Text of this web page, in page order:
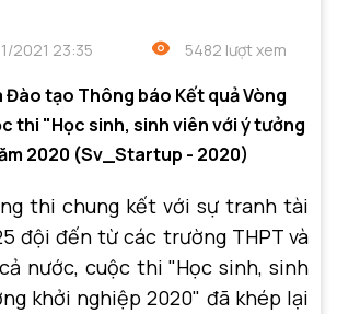
2021 23:35 5482 lượt xem
Đào tạo Thông báo Kết quả Vòng
thi "Học sinh, sinh viên với ý tưởng
2020 (Sv_Startup - 2020)
thi chung kết với sự tranh tài
đội đến từ các trường THPT và
nước, cuộc thi "Học sinh, sinh
khởi nghiệp 2020" đã khép lại